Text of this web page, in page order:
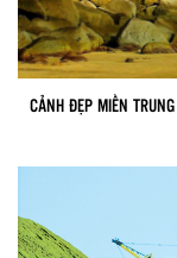
CẢNH ĐẸP MIỀN TRUNG